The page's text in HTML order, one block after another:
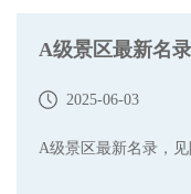
A级景区最新名录
2025-06-03
A级景区最新名录，